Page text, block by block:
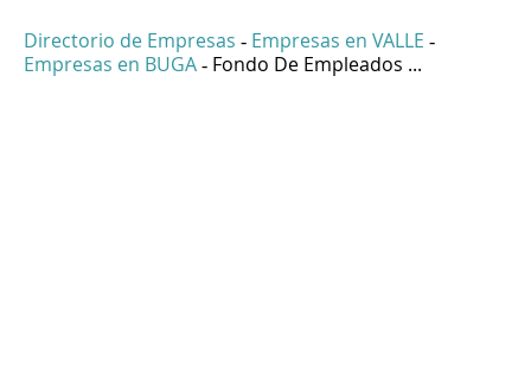
Directorio de Empresas - Empresas en VALLE -
Empresas en BUGA - Fondo De Empleados ...